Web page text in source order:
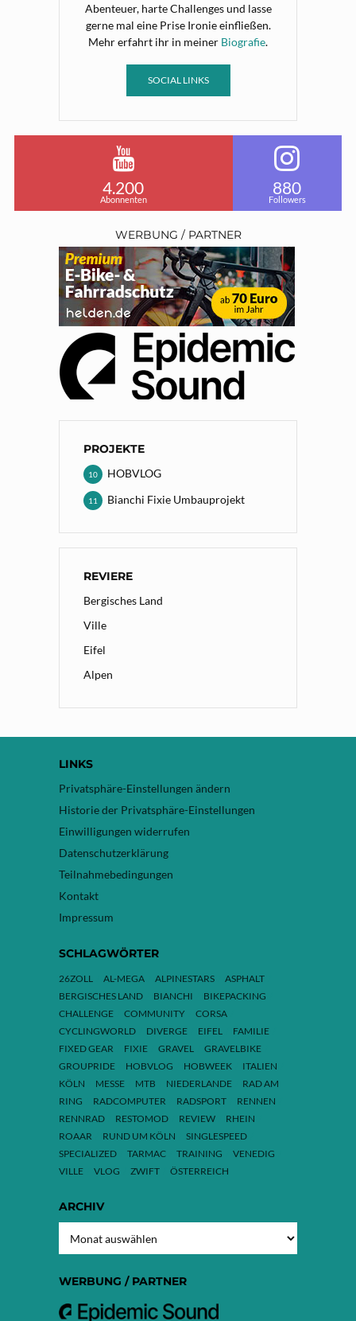
Abenteuer, harte Challenges und lasse
gerne mal eine Prise Ironie einfließen.
Mehr erfahrt ihr in meiner Biografie.
SOCIAL LINKS
4.200
Abonnenten
880
Followers
WERBUNG / PARTNER
PROJEKTE
HOBVLOG
10
Bianchi Fixie Umbauprojekt
11
REVIERE
Bergisches Land
Ville
Eifel
Alpen
LINKS
Privatsphäre-Einstellungen ändern
Historie der Privatsphäre-Einstellungen
Einwilligungen widerrufen
Datenschutzerklärung
Teilnahmebedingungen
Kontakt
Impressum
SCHLAGWÖRTER
26ZOLL AL-MEGA ALPINESTARS
ASPHALT
BERGISCHES LAND
BIANCHI
BIKEPACKING
CHALLENGE
COMMUNITY
CORSA
CYCLINGWORLD
DIVERGE EIFEL
FAMILIE
FIXED GEAR
FIXIE GRAVEL
GRAVELBIKE
GROUPRIDE
HOBVLOG HOBWEEK
ITALIEN
KÖLN
MESSE MTB NIEDERLANDE
RAD AM
RING
RADCOMPUTER RADSPORT
RENNEN
RENNRAD
RESTOMOD REVIEW
RHEIN
ROAAR
RUND UM KÖLN
SINGLESPEED
SPECIALIZED
TARMAC TRAINING
VENEDIG
VILLE
VLOG ZWIFT ÖSTERREICH
ARCHIV
WERBUNG / PARTNER